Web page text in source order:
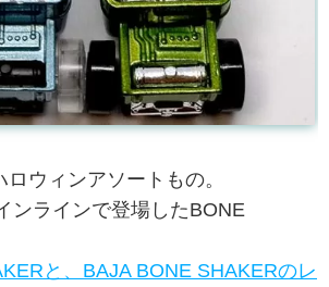
ウィンアソートもの。
ンラインで登場したBONE
と、BAJA BONE SHAKERのレ